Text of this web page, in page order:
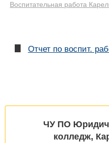
Воспитательная работа
Отчет по воспит.
ЧУ ПО
колледж,